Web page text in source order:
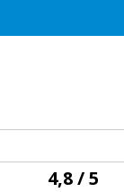
4,8 / 5